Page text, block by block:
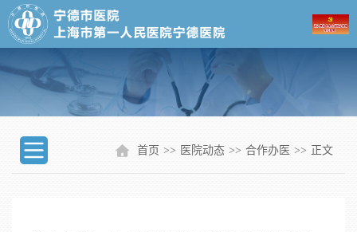
首页 >> 医院动态 >> 合作办医 >> 正文